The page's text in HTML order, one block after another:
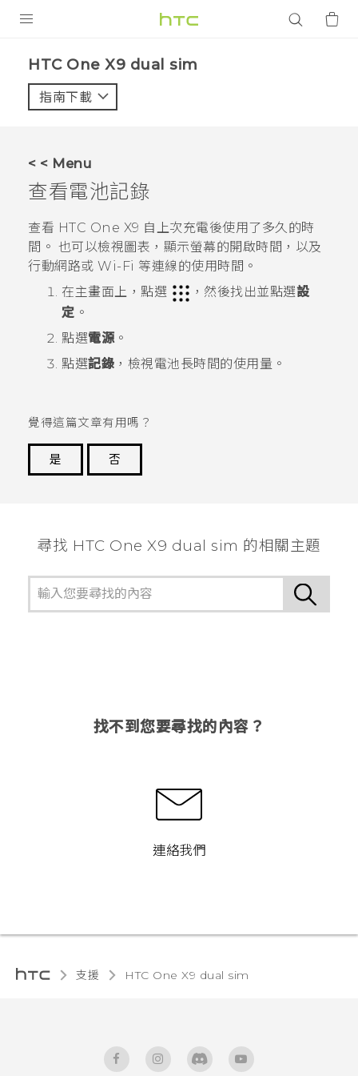
VIVE
應用程式
支援服務
HTC One X9 dual sim‎
指南下載
< < Menu
查看電池記錄
查看 HTC One X9 自上次充電後使用了多久的時
間。 也可以檢視圖表，顯示螢幕的開啟時間，以及
行動網路或 Wi-Fi 等連線的使用時間。
在主畫面上，點選 ，然後找出並點選設
定 。
點選電源 。
點選記錄 ，檢視電池長時間的使用量。
覺得這篇文章有用嗎？
是
否
尋找 HTC One X9 dual sim 的相關主題
找不到您要尋找的內容？
連絡我們
支援 HTC One X9 dual sim‎